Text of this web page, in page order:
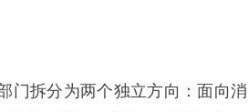
门拆分为两个独立方向：面向消